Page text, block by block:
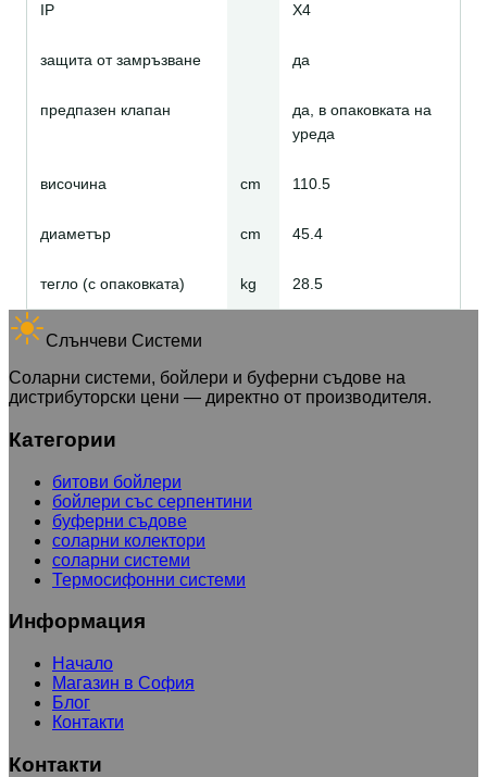
IP Х4
защита от замръзване да
предпазен клапан
да, в опаковката на
уреда
височина cm 110.5
диаметър cm 45.4
тегло (с опаковката) kg 28.5
Слънчеви Системи
Соларни системи, бойлери и буферни съдове на
дистрибуторски цени — директно от производителя.
Категории
битови бойлери
бойлери със серпентини
буферни съдове
соларни колектори
соларни системи
Термосифонни системи
Информация
Начало
Магазин в София
Блог
Контакти
Контакти